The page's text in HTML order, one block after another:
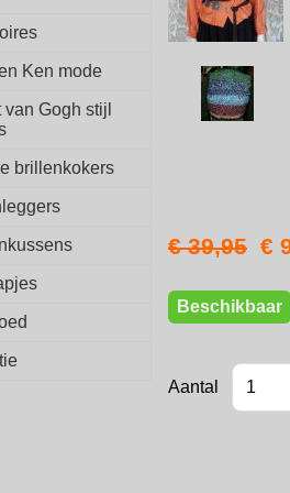
Ken mode
Gogh stijl
brillenkokers
€ 39,95 €
Beschikbaar
Aantal